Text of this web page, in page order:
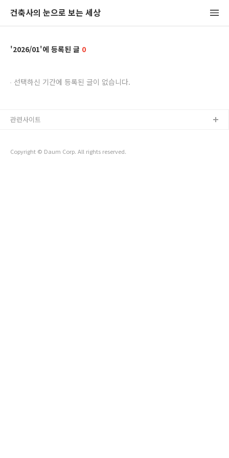
건축사의 눈으로 보는 세상
2026/01 0
선택하신 기간에 등록된 글이 없습니다.
Copyright © Daum Corp. All rights reserved.
관련사이트